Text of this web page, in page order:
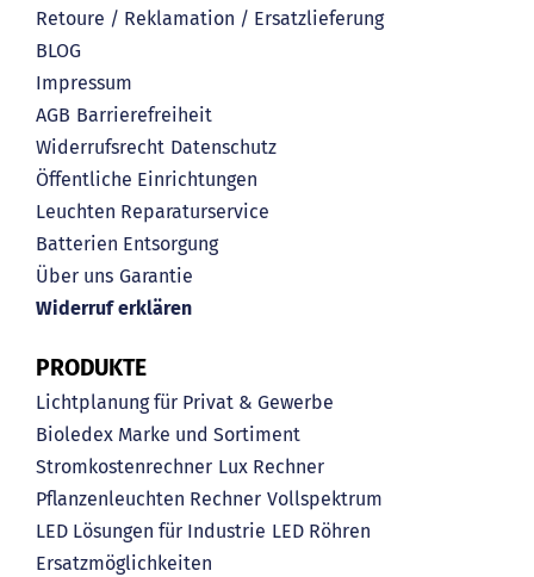
Retoure / Reklamation / Ersatzlieferung
BLOG
Impressum
AGB Barrierefreiheit
Widerrufsrecht Datenschutz
Öffentliche Einrichtungen
Leuchten Reparaturservice
Batterien Entsorgung
Über uns Garantie
Widerruf erklären
PRODUKTE
Lichtplanung für Privat & Gewerbe
Bioledex Marke und Sortiment
Stromkostenrechner Lux Rechner
Pflanzenleuchten Rechner Vollspektrum
LED Lösungen für Industrie LED Röhren
Ersatzmöglichkeiten